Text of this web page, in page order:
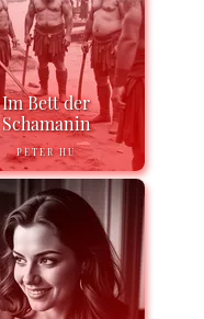
Im Bett der
Schamanin
PETER HU